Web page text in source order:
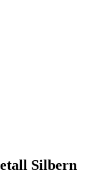
Silbern